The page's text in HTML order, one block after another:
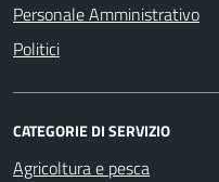
Personale Amministrativo
Politici
CATEGORIE DI SERVIZIO
Agricoltura e pesca